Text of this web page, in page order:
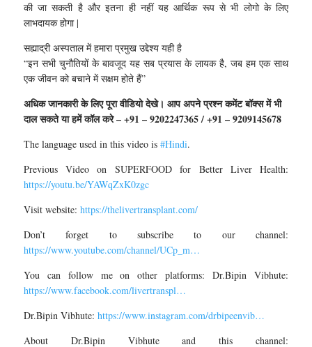
की जा सकती है और इतना ही नहीं यह आर्थिक रूप से भी लोगो के लिए
लाभदायक होगा |
सह्याद्री अस्पताल में हमारा प्रमुख उद्देश्य यही है
“इन सभी चुनौतियों के बावजूद यह सब प्रयास के लायक है, जब हम एक साथ
एक जीवन को बचाने में सक्षम होते हैं”
अधिक जानकारी के लिए पूरा वीडियो देखे। आप अपने प्रश्न कमेंट बॉक्स में भी
दाल सकते या हमें कॉल करे – +91 – 9202247365 / +91 – 9209145678
The language used in this video is #Hindi.
Previous Video on SUPERFOOD for Better Liver Health:
https://youtu.be/YAWqZxK0zgc
Visit website: https://thelivertransplant.com/
Don’t forget to subscribe to our channel:
https://www.youtube.com/channel/UCp_m…
You can follow me on other platforms: Dr.Bipin Vibhute:
https://www.facebook.com/livertranspl…
Dr.Bipin Vibhute: https://www.instagram.com/drbipeenvib…
About Dr.Bipin Vibhute and this channel: